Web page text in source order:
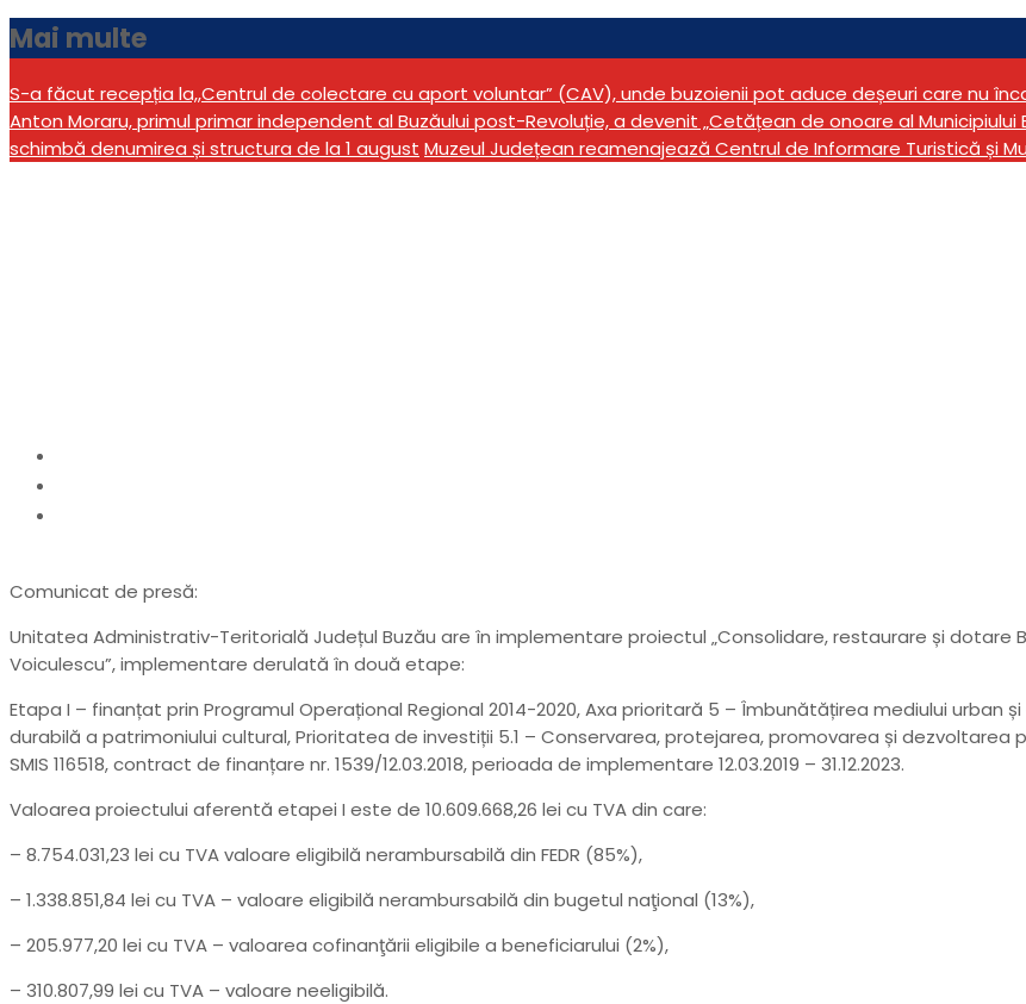
Mai multe
S-a făcut recepția la,,Centrul de colectare cu aport voluntar” (CAV), unde buzoienii pot aduce deșeuri care nu
Anton Moraru, primul primar independent al Buzăului post-Revoluție, a devenit „Cetățean de onoare al Municipiului
schimbă denumirea și structura de la 1 august Muzeul Județean reamenajează Centrul de Informare Turistică și
Comunicat de presă:
Unitatea Administrativ-Teritorială Județul Buzău are în implementare proiectul „Consolidare, restaurare și dotare
Voiculescu”, implementare derulată în două etape:
Etapa I – finanțat prin Programul Operațional Regional 2014-2020, Axa prioritară 5 – Îmbunătățirea mediului urban
durabilă a patrimoniului cultural, Prioritatea de investiții 5.1 – Conservarea, protejarea, promovarea și dezvoltarea
SMIS 116518, contract de finanțare nr. 1539/12.03.2018, perioada de implementare 12.03.2019 – 31.12.2023.
Valoarea proiectului aferentă etapei I este de 10.609.668,26 lei cu TVA din care:
– 8.754.031,23 lei cu TVA valoare eligibilă nerambursabilă din FEDR (85%),
– 1.338.851,84 lei cu TVA – valoare eligibilă nerambursabilă din bugetul naţional (13%),
– 205.977,20 lei cu TVA – valoarea cofinanţării eligibile a beneficiarului (2%),
– 310.807,99 lei cu TVA – valoare neeligibilă.